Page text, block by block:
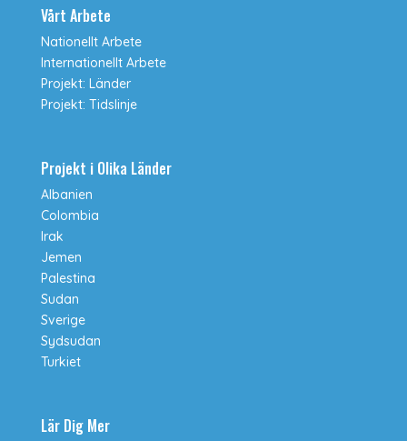
Vårt Arbete
Nationellt Arbete
Internationellt Arbete
Projekt: Länder
Projekt: Tidslinje
Projekt i Olika Länder
Albanien
Colombia
Irak
Jemen
Palestina
Sudan
Sverige
Sydsudan
Turkiet
Lär Dig Mer